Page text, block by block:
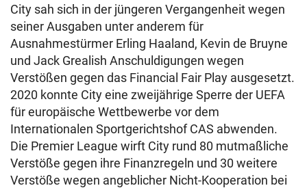
City sah sich in der jüngeren Vergangenheit wegen
seiner Ausgaben unter anderem für
Ausnahmestürmer Erling Haaland, Kevin de Bruyne
und Jack Grealish Anschuldigungen wegen
Verstößen gegen das Financial Fair Play ausgesetzt.
2020 konnte City eine zweijährige Sperre der UEFA
für europäische Wettbewerbe vor dem
Internationalen Sportgerichtshof CAS abwenden.
Die Premier League wirft City rund 80 mutmaßliche
Verstöße gegen ihre Finanzregeln und 30 weitere
Verstöße wegen angeblicher Nicht-Kooperation bei